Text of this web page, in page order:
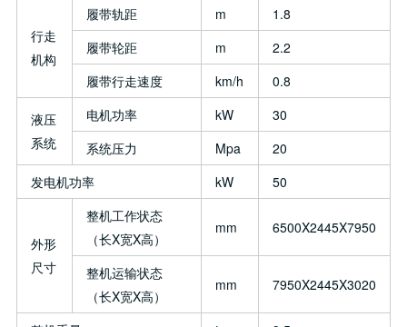
行走
机构
履带轨距 m
1.8
履带轮距
m
2.2
履带行走速度
km/h 0.8
液压
系统
电机功率 kW
30
系统压力
Mpa
20
发电机功率
kW 50
外形
尺寸
整机工作状态
（长X宽X高）
mm 6500X2445X7950
整机运输状态
（长X宽X高）
mm 7950X2445X3020